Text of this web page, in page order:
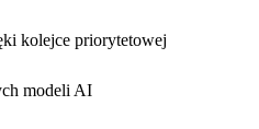
kolejce priorytetowej
modeli AI